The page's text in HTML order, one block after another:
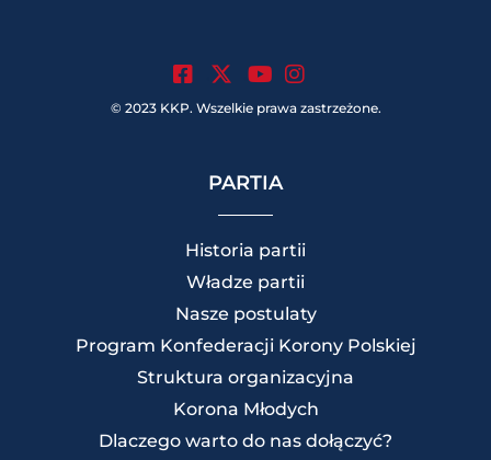
© 2023 KKP. Wszelkie prawa zastrzeżone.
PARTIA
Historia partii
Władze partii
Nasze postulaty
Program Konfederacji Korony Polskiej
Struktura organizacyjna
Korona Młodych
Dlaczego warto do nas dołączyć?